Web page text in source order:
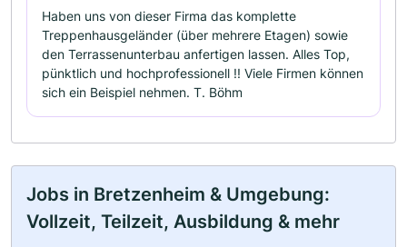
Haben uns von dieser Firma das komplette
Treppenhausgeländer (über mehrere Etagen) sowie
den Terrassenunterbau anfertigen lassen. Alles Top,
pünktlich und hochprofessionell !! Viele Firmen können
sich ein Beispiel nehmen. T. Böhm
Jobs in Bretzenheim & Umgebung:
Vollzeit, Teilzeit, Ausbildung & mehr